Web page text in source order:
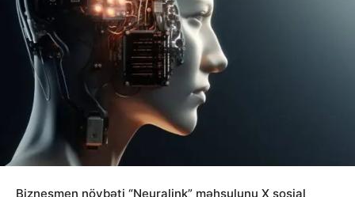
Biznesmen növbəti “Neuralink” məhsulunu X sosial